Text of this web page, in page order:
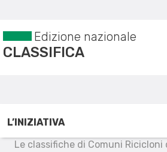
Edizione nazionale
CLASSIFICA
L’INIZIATIVA
Le classifiche di Comuni Ricicloni